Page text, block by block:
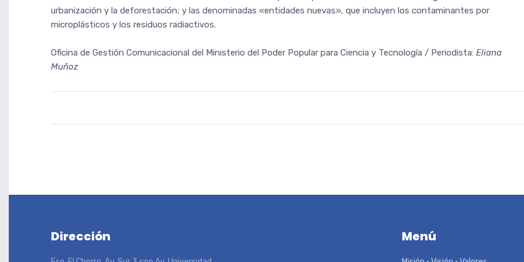
urbanización y la deforestación; y las denominadas «entidades nuevas», que incluyen los contaminantes por
microplásticos y los residuos radiactivos.
Oficina de Gestión Comunicacional del Ministerio del Poder Popular para Ciencia y Tecnología / Periodista: Eliana
Muñoz
Dirección Menú